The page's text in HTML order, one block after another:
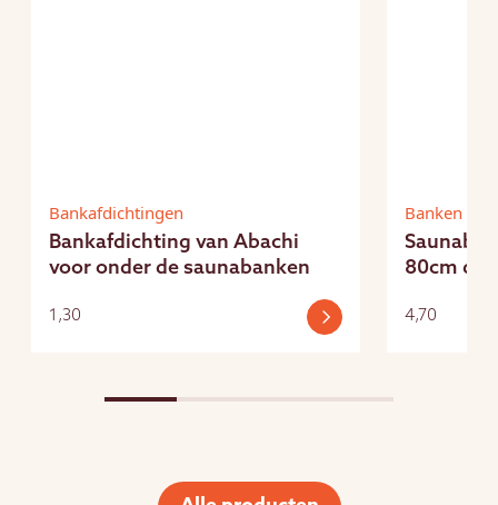
Bankafdichtingen
Bankafdichting van Abachi
voor onder de saunabanken
1,30
Banken
80cm
4,70